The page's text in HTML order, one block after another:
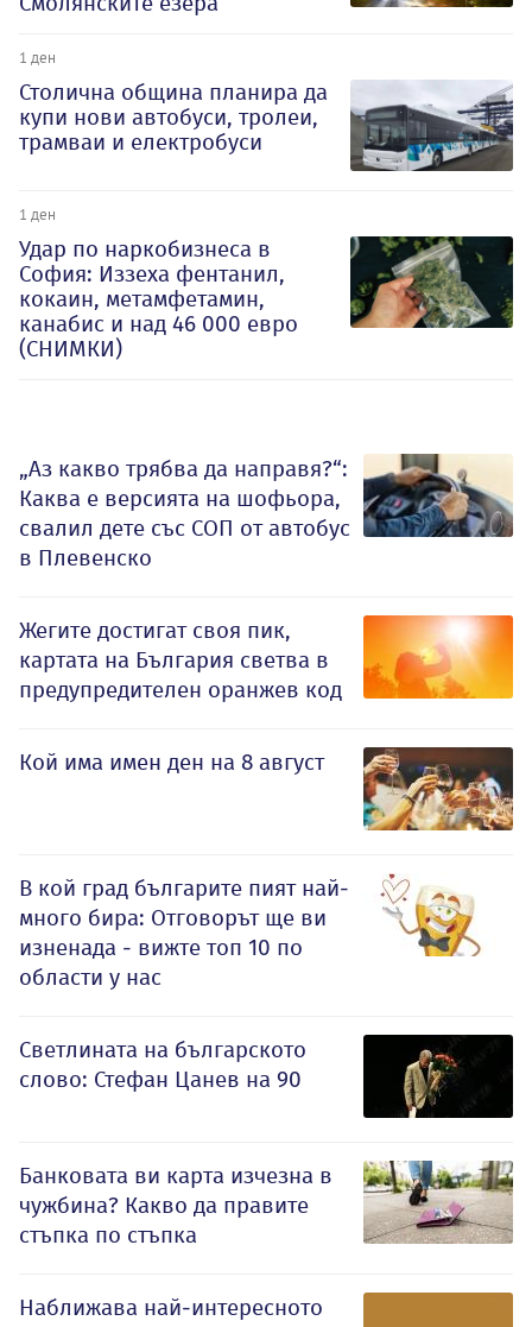
1 ден
Столична община планира да
купи нови автобуси, тролеи,
трамваи и електробуси
1 ден
Удар по наркобизнеса в
София: Иззеха фентанил,
кокаин, метамфетамин,
канабис и над 46 000 евро
(СНИМКИ)
„Аз какво трябва да направя?“:
Каква е версията на шофьора,
свалил дете със СОП от автобус
в Плевенско
Жегите достигат своя пик,
картата на България светва в
предупредителен оранжев код
Кой има имен ден на 8 август
В кой град българите пият най-
много бира: Отговорът ще ви
изненада - вижте топ 10 по
области у нас
Светлината на българското
слово: Стефан Цанев на 90
Банковата ви карта изчезна в
чужбина? Какво да правите
стъпка по стъпка
Наближава най-интересното